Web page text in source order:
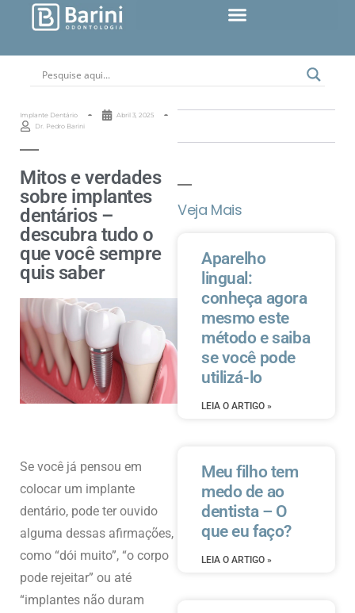
Implante Dentário
Abril 3, 2025
Dr. Pedro Barini
Mitos e verdades
sobre implantes
dentários –
descubra tudo o
que você sempre
quis saber
Se você já pensou em
colocar um implante
dentário, pode ter ouvido
alguma dessas afirmações,
como “dói muito”, “o corpo
pode rejeitar” ou até
“implantes não duram
Veja Mais
Aparelho
lingual:
conheça agora
mesmo este
método e saiba
se você pode
utilizá-lo
LEIA O ARTIGO »
Meu filho tem
medo de ao
dentista – O
que eu faço?
LEIA O ARTIGO »